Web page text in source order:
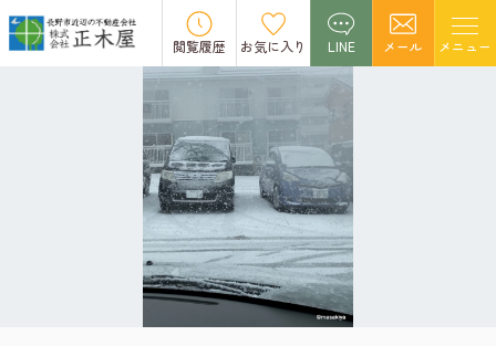
閲覧履歴 お気に入り LINE メール メニュー